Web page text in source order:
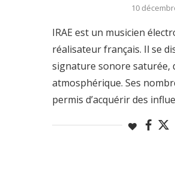
10
IRAE est un musicien
réalisateur français. Il se
signature sonore saturée,
atmosphérique. Ses
permis d’acquérir des